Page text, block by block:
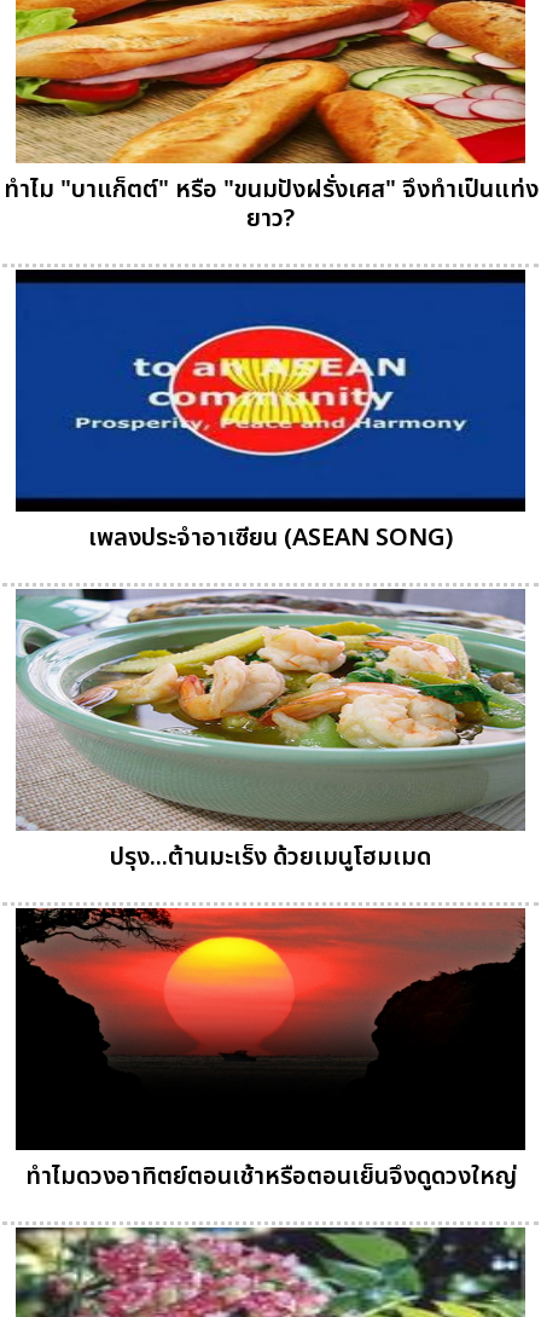
ทำไม "บาแก็ตต์" หรือ "ขนมปังฝรั่งเศส" จึงทำเป็นแท่ง
ยาว?
เพลงประจำอาเซียน (ASEAN SONG)
ปรุง...ต้านมะเร็ง ด้วยเมนูโฮมเมด
ทำไมดวงอาทิตย์ตอนเช้าหรือตอนเย็นจึงดูดวงใหญ่